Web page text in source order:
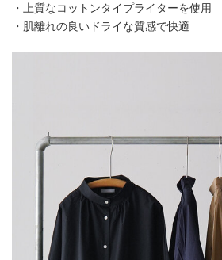
・上質なコットンタイプライターを使用
・肌離れの良いドライな質感で快適